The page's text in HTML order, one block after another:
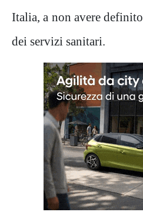
Italia, a non avere
dei servizi sanitari.